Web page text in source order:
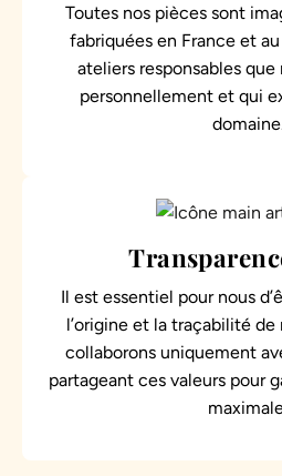
Toutes nos pièces sont
fabriquées en France et
ateliers responsables que
personnellement et qui
Il est essentiel pour nous
l’origine et la traçabilité de
collaborons uniquement
partageant ces valeurs pour